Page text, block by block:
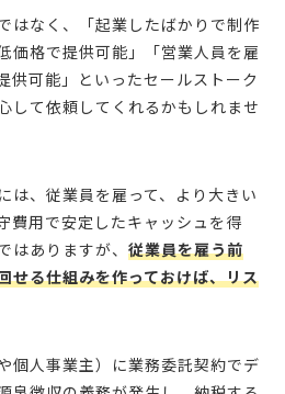
はなく、「起業したばかりで制作
価格で提供可能」「営業人員を雇
供可能」といったセールストーク
して依頼してくれるかもしれませ
は、従業員を雇って、より大きい
費用で安定したキャッシュを得
はありますが、 従業員を雇う前
せる仕組みを作っておけば、リス
個人事業主）に業務委託契約でデ